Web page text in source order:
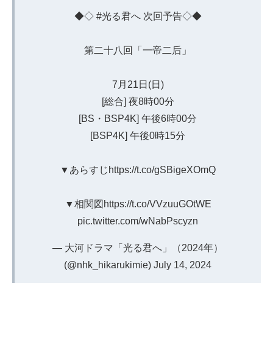
◆◇ #光る君へ次回予告◇◆
第二十八回「一帝二后」
7月21日(日)
[総合] 夜8時00分
[BS・BSP4K] 午後6時00分
[BSP4K] 午後0時15分
▼あらすじ https://t.co/gSBigeXOmQ
▼相関図 https://t.co/VVzuuGOtWE
pic.twitter.com/wNabPscyzn
— 大河ドラマ「光る君へ」（2024年）
(@nhk_hikarukimie) July 14, 2024